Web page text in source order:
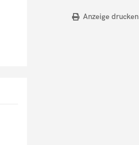
Anzeige drucken